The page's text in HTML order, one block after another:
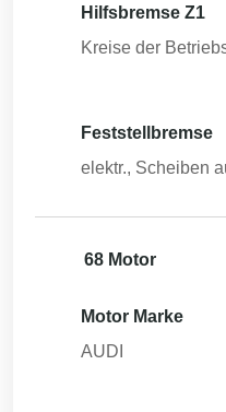
Hilfsbremse Z1
Kreise der
Feststellbremse
elektr., Scheiben
68 Motor
Motor Marke
AUDI